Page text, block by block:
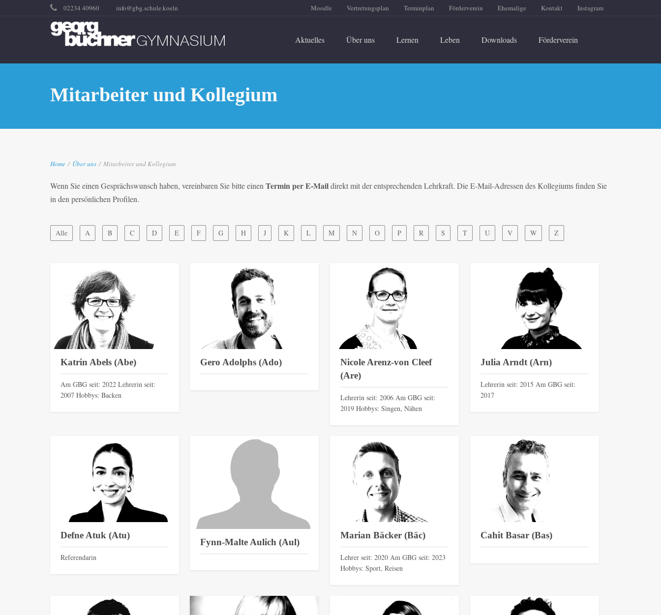
02234 40960 info@gbg.schule.koeln Moodle Vertretungsplan Terminplan Förderverein Ehemalige Kontakt Instagram
Aktuelles Über uns Lernen Leben Downloads Förderverein
Mitarbeiter und Kollegium
Home / Über uns / Mitarbeiter und Kollegium
Wenn Sie einen Gesprächswunsch haben, vereinbaren Sie bitte einen Termin per E-Maildirekt mit der entsprechenden Lehrkraft. Die E-Mail-Adressen des Kollegiums finden Sie
in den persönlichen Profilen.
Alle A B C D E F G H J K L M N O P R S T U V W Z
Katrin Abels (Abe)
Am GBG seit: 2022 Lehrerin seit:
2007 Hobbys: Backen
Gero Adolphs (Ado)
Nicole Arenz-von Cleef
(Are)
Lehrerin seit: 2006 Am GBG seit:
2019 Hobbys: Singen, Nähen
Julia Arndt (Arn)
Lehrerin seit: 2015 Am GBG seit:
2017
Defne Atuk (Atu)
Referendarin
Fynn-Malte Aulich (Aul)
Marian Bäcker (Bäc)
Lehrer seit: 2020 Am GBG seit: 2023
Hobbys: Sport, Reisen
Cahit Basar (Bas)